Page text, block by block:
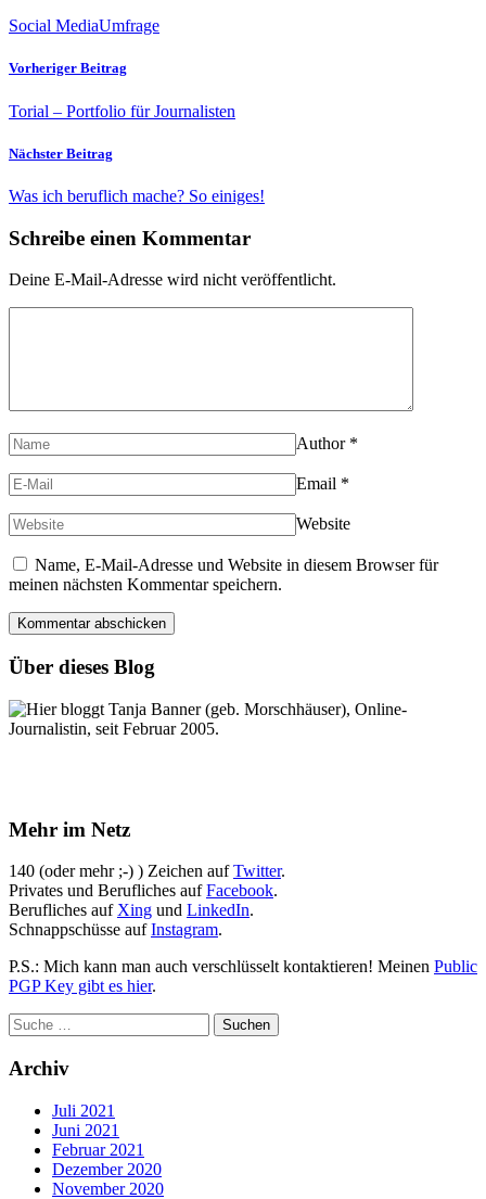
Social MediaUmfrage
Vorheriger Beitrag
Torial – Portfolio für Journalisten
Nächster Beitrag
Was ich beruflich mache? So einiges!
Schreibe einen Kommentar
Deine E-Mail-Adresse wird nicht veröffentlicht.
Author *
Email *
Website
Name, E-Mail-Adresse und Website in diesem Browser für
meinen nächsten Kommentar speichern.
Über dieses Blog
Hier bloggt Tanja Banner (geb. Morschhäuser), Online-
Journalistin, seit Februar 2005.
Mehr im Netz
140 (oder mehr ;-) ) Zeichen aufTwitter.
Privates und Berufliches aufFacebook.
Berufliches auf Xing und LinkedIn.
Schnappschüsse aufInstagram.
P.S.: Mich kann man auch verschlüsselt kontaktieren! Meinen Public
PGP Key gibt es hier.
Archiv
Juli 2021
Juni 2021
Februar 2021
Dezember 2020
November 2020